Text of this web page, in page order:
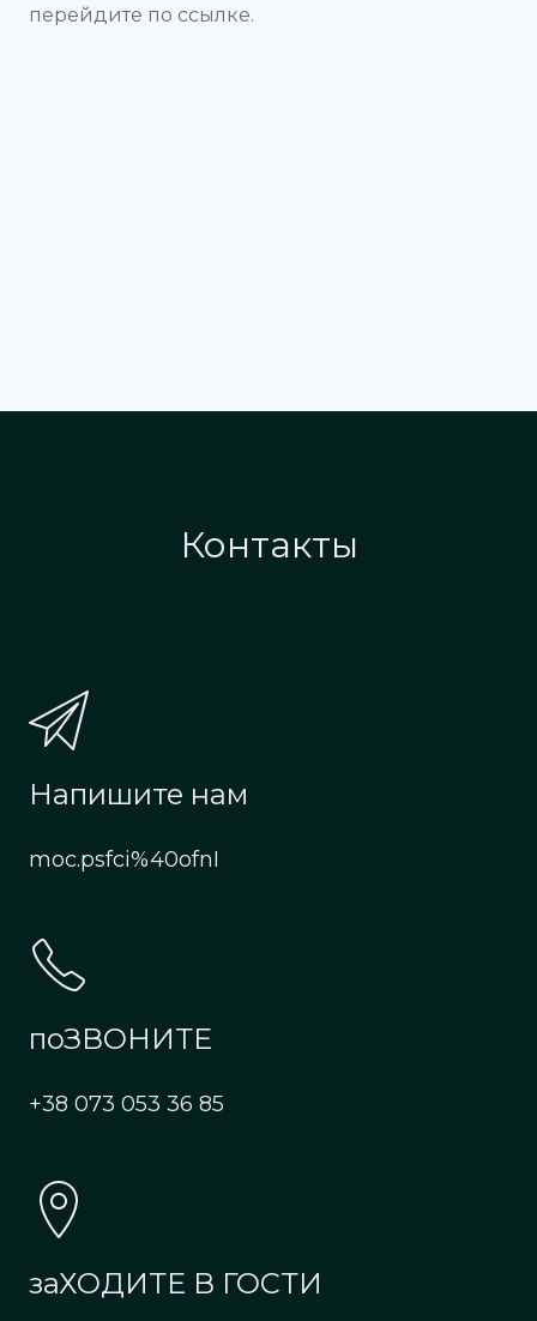
перейдите по ссылке.
Контакты
Напишите нам
moc.psfci%40ofnI
поЗВОНИТЕ
+38 073 053 36 85
заХОДИТЕ В ГОСТИ